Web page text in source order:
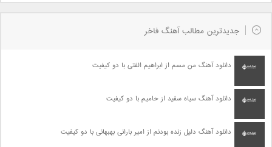
جدیدترین مطالب آهنگ فاخر
دانلود آهنگ من مسم از ابراهیم الفتی با دو کیفیت
دانلود آهنگ سیاه سفید از حامیم با دو کیفیت
دانلود آهنگ دلیل زنده بودنم از امیر بارانی بهبهانی با دو کیفیت